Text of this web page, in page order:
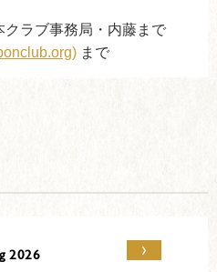
クラブ事務局・内藤まで
まで
2026 ›